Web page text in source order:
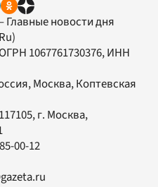
Главные новости дня
1067761730376, ИНН
Москва, Коптевская
117105, г. Москва,
00-12